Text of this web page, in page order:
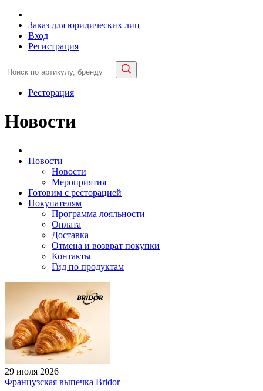
Заказ для юридических лиц
Вход
Регистрация
Ресторация
Новости
Новости
Новости
Мероприятия
Готовим с ресторацией
Покупателям
Программа лояльности
Оплата
Доставка
Отмена и возврат покупки
Контакты
Гид по продуктам
29 июля 2026
Французская выпечка Bridor